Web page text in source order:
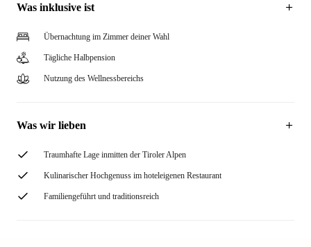
Was inklusive ist
Übernachtung im Zimmer deiner Wahl
Tägliche Halbpension
Nutzung des Wellnessbereichs
Was wir lieben
Traumhafte Lage inmitten der Tiroler Alpen
Kulinarischer Hochgenuss im hoteleigenen Restaurant
Familiengeführt und traditionsreich